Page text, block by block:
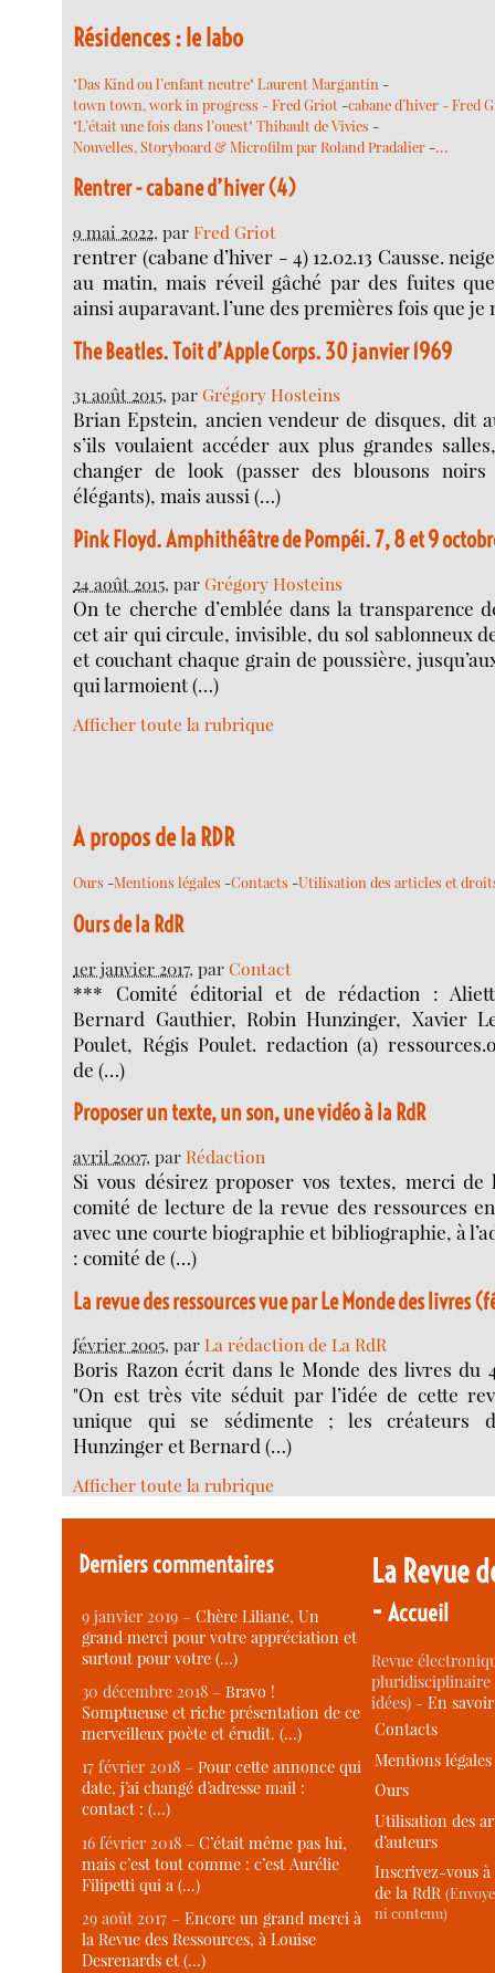
Résidences : le labo
"Das Kind ou l’enfant neutre" Laurent Margantin -
town town, work in progress - Fred Griot -cabane d’hiver - Fred
"L’était une fois dans l’ouest" Thibault de Vivies -
Nouvelles, Storyboard & Microfilm par Roland Pradalier -…
Rentrer - cabane d’hiver (4)
9 mai 2022, parFred Griot
rentrer (cabane d’hiver - 4) 12.02.13 Causse.
au matin, mais réveil gâché par des fuites que
ainsi auparavant. l’une des premières fois que je
The Beatles. Toit d’Apple Corps. 30 janvier 1969
31 août 2015, parGrégory Hosteins
Brian Epstein, ancien vendeur de disques, dit
s’ils voulaient accéder aux plus grandes
changer de look (passer des blousons noirs
élégants), mais aussi (…)
Pink Floyd. Amphithéâtre de Pompéi. 7, 8 et 9
24 août 2015, parGrégory Hosteins
On te cherche d’emblée dans la transparence
cet air qui circule, invisible, du sol sablonneux
et couchant chaque grain de poussière,
qui larmoient (…)
Afficher toute la rubrique
A propos de la RDR
Ours -Mentions légales -Contacts -Utilisation des articles et
Ours de la RdR
1er janvier 2017, parContact
*** Comité éditorial et de rédaction :
Bernard Gauthier, Robin Hunzinger, Xavier
Poulet, Régis Poulet. redaction (a)
de (…)
Proposer un texte, un son, une vidéo à la RdR
avril 2007, parRédaction
Si vous désirez proposer vos textes, merci de
comité de lecture de la revue des ressources
avec une courte biographie et bibliographie, à
: comité de (…)
La revue des ressources vue par Le Monde des livres
février 2005, parLa rédaction de La RdR
Boris Razon écrit dans le Monde des livres du
"On est très vite séduit par l’idée de cette
unique qui se sédimente ; les créateurs
Hunzinger et Bernard (…)
Afficher toute la rubrique
Derniers commentaires
9 janvier 2019 –Chère Liliane, Un
grand merci pour votre appréciation et
surtout pour votre (…)
30 décembre 2018 –Bravo !
Somptueuse et riche présentation de ce
merveilleux poète et érudit. (…)
17 février 2018 –Pour cette annonce qui
date, j’ai changé d’adresse mail :
contact : (…)
16 février 2018 –C’était même pas lui,
mais c’est tout comme : c’est Aurélie
Filipetti qui a (…)
29 août 2017 –Encore un grand merci à
la Revue des Ressources, à Louise
Desrenards et (…)
La Revue
-Accueil
Revue
idées) -En
Contacts
Mentions légales
Ours
Utilisation des
d’auteurs
Inscrivez-vous
de la RdR
ni contenu)